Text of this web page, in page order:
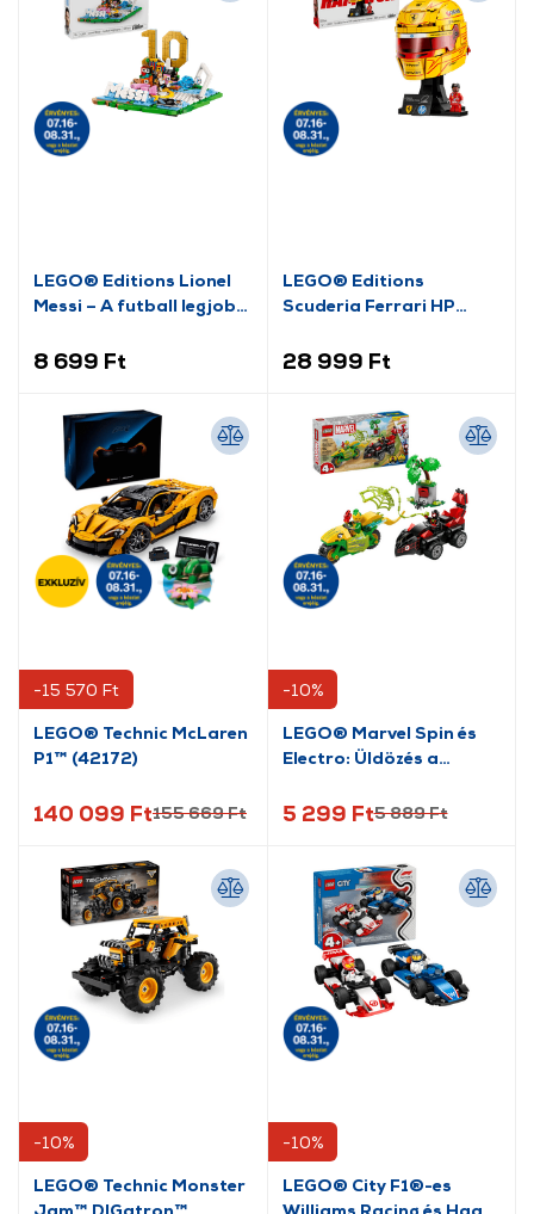
LEGO® Editions Lionel
Messi – A futball legjobb
8 699 Ft
LEGO® Editions
Scuderia Ferrari HP
(43022)
28 999 Ft
-15 570 Ft
LEGO® Technic McLaren
P1™ (42172)
140 099 Ft155 669 Ft
-10%
LEGO® Marvel Spin és
Electro: Üldözés a
5 299 Ft5 889 Ft
-10%
LEGO® Technic Monster
Jam™ DIGatron™
-10%
LEGO® City F1®-es
Williams Racing és Haas